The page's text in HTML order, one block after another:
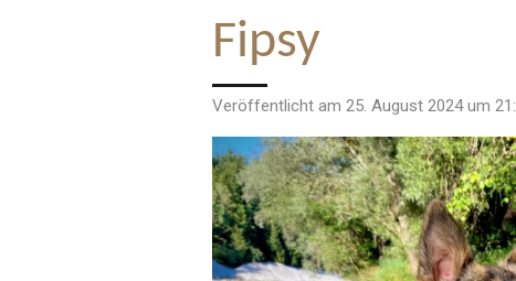
Fipsy
Veröffentlicht am 25. August 2024 um